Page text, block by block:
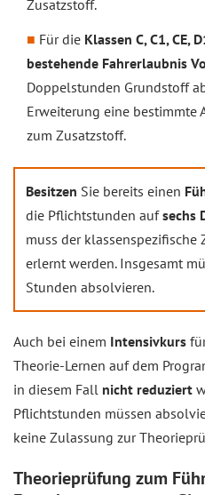
Zusatzstoff.
Für die Klassen C, C1, CE,
bestehende Fahrerlaubnis
Doppelstunden Grundstoff
Erweiterung eine bestimmte
zum Zusatzstoff.
Besitzen Sie bereits einen
die Pflichtstunden aufsechs
muss der klassenspezifische
erlernt werden. Insgesamt
Stunden absolvieren.
Auch bei einem Intensivkurs
Theorie-Lernen auf dem
in diesem Fall nicht reduziert
Pflichtstunden müssen
keine Zulassung zur
Theorieprüfung zum